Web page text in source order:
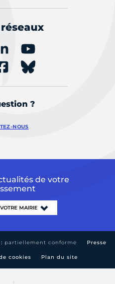
?
NOUS
de votre
partiellement conforme Presse
cookies Plan du site